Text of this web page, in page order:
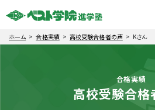
ホーム
合格実績 高校受験合格者の声 Kさん
合格実績
高校受験合格